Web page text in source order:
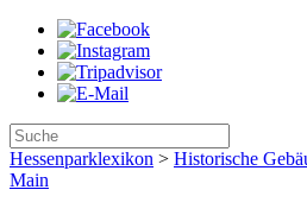
Hessenparklexikon > Historische
Main